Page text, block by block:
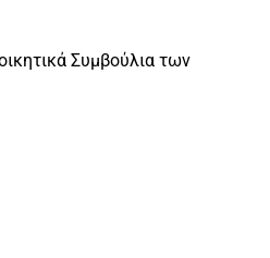
Συμβούλια των